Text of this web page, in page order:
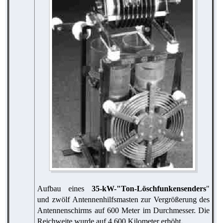
Aufbau eines35-kW-"Ton-Löschfunkensenders"
und zwölf Antennenhilfsmasten zur Vergrößerung des
Antennenschirms auf 600 Meter im Durchmesser. Die
Reichweite wurde auf 4.600 Kilometer erhöht.